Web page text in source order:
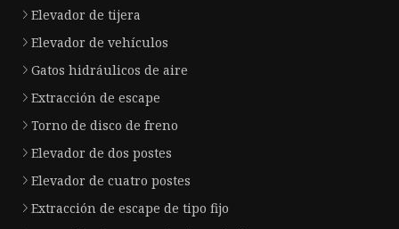
Elevador de tijera
Elevador de vehículos
Gatos hidráulicos de aire
Extracción de escape
Torno de disco de freno
Elevador de dos postes
Elevador de cuatro postes
Extracción de escape de tipo fijo